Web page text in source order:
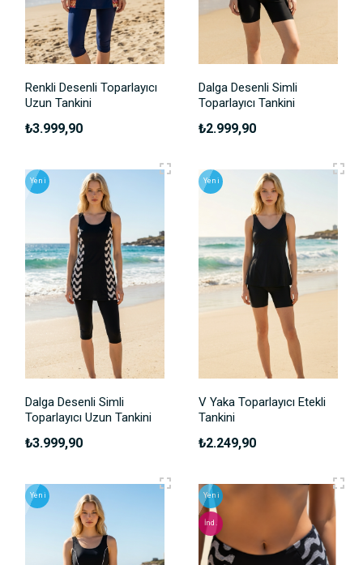
Renkli Desenli Toparlayıcı
Uzun Tankini
₺3.999,90
Dalga Desenli Simli
Toparlayıcı Tankini
₺2.999,90
Yeni
Dalga Desenli Simli
Toparlayıcı Uzun Tankini
₺3.999,90
Yeni
V Yaka Toparlayıcı Etekli
Tankini
₺2.249,90
Yeni Yeni
İnd.